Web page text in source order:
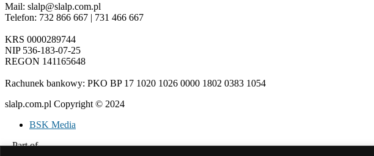
Mail: slalp@slalp.com.pl
Telefon: 732 866 667 | 731 466 667
KRS 0000289744
NIP 536-183-07-25
REGON 141165648
Rachunek bankowy: PKO BP 17 1020 1026 0000 1802 0383 1054
slalp.com.pl Copyright © 2024
BSK Media
– Part of